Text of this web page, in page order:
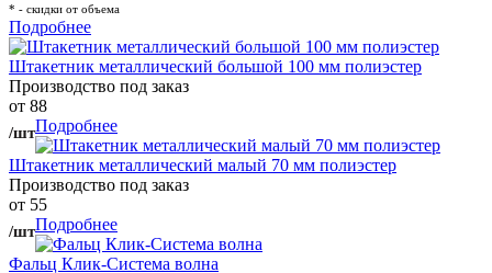
* - скидки от объема
Подробнее
Штакетник металлический большой 100 мм полиэстер
Производство под заказ
от 88
/штПодробнее
Штакетник металлический малый 70 мм полиэстер
Производство под заказ
от 55
/штПодробнее
Фальц Клик-Система волна